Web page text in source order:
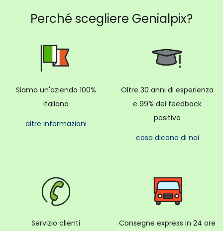
Perché scegliere Genialpix?
Siamo un'azienda 100%
italiana
altre informazioni
Oltre 30 anni di esperienza
e 99% dei feedback
positivo
cosa dicono di noi
Servizio clienti
Consegne express in 24 ore